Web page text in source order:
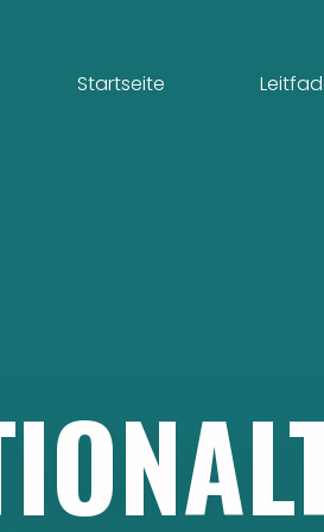
Startseite